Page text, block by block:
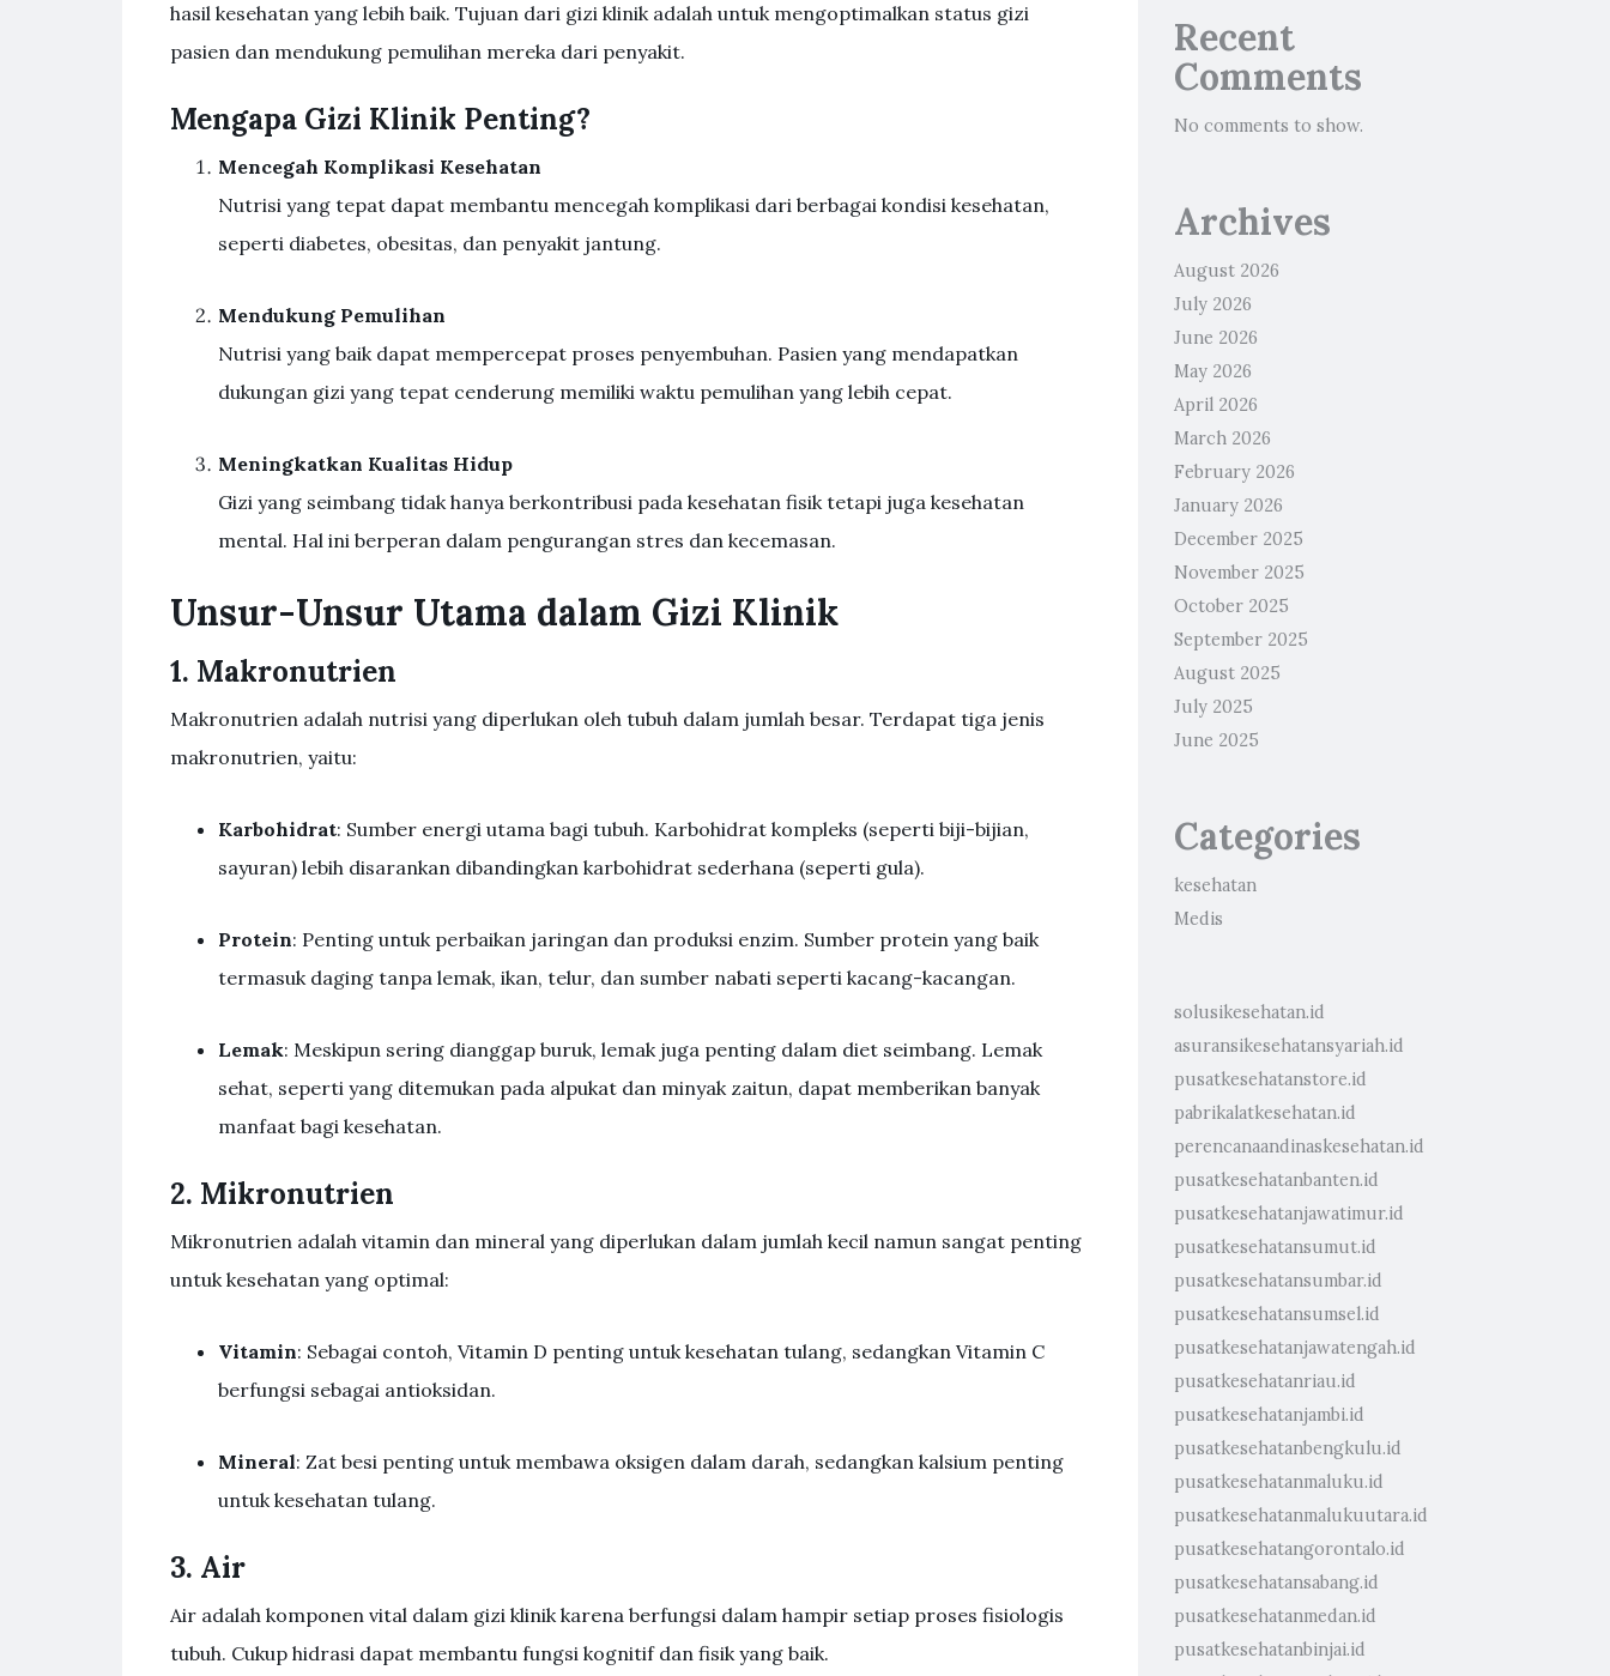
hasil kesehatan yang lebih baik. Tujuan dari gizi klinik adalah untuk mengoptimalkan status gizi
pasien dan mendukung pemulihan mereka dari penyakit.
Mengapa Gizi Klinik Penting?
Mencegah Komplikasi Kesehatan
Nutrisi yang tepat dapat membantu mencegah komplikasi dari berbagai kondisi kesehatan,
seperti diabetes, obesitas, dan penyakit jantung.
Mendukung Pemulihan
Nutrisi yang baik dapat mempercepat proses penyembuhan. Pasien yang mendapatkan
dukungan gizi yang tepat cenderung memiliki waktu pemulihan yang lebih cepat.
Meningkatkan Kualitas Hidup
Gizi yang seimbang tidak hanya berkontribusi pada kesehatan fisik tetapi juga kesehatan
mental. Hal ini berperan dalam pengurangan stres dan kecemasan.
Unsur-Unsur Utama dalam Gizi Klinik
1. Makronutrien
Makronutrien adalah nutrisi yang diperlukan oleh tubuh dalam jumlah besar. Terdapat tiga jenis
makronutrien, yaitu:
Karbohidrat: Sumber energi utama bagi tubuh. Karbohidrat kompleks (seperti biji-bijian,
sayuran) lebih disarankan dibandingkan karbohidrat sederhana (seperti gula).
Protein: Penting untuk perbaikan jaringan dan produksi enzim. Sumber protein yang baik
termasuk daging tanpa lemak, ikan, telur, dan sumber nabati seperti kacang-kacangan.
Lemak: Meskipun sering dianggap buruk, lemak juga penting dalam diet seimbang. Lemak
sehat, seperti yang ditemukan pada alpukat dan minyak zaitun, dapat memberikan banyak
manfaat bagi kesehatan.
2. Mikronutrien
Mikronutrien adalah vitamin dan mineral yang diperlukan dalam jumlah kecil namun sangat penting
untuk kesehatan yang optimal:
Vitamin: Sebagai contoh, Vitamin D penting untuk kesehatan tulang, sedangkan Vitamin C
berfungsi sebagai antioksidan.
Mineral: Zat besi penting untuk membawa oksigen dalam darah, sedangkan kalsium penting
untuk kesehatan tulang.
3. Air
Air adalah komponen vital dalam gizi klinik karena berfungsi dalam hampir setiap proses fisiologis
tubuh. Cukup hidrasi dapat membantu fungsi kognitif dan fisik yang baik.
Recent
Comments
No comments to show.
Archives
August 2026
July 2026
June 2026
May 2026
April 2026
March 2026
February 2026
January 2026
December 2025
November 2025
October 2025
September 2025
August 2025
July 2025
June 2025
Categories
kesehatan
Medis
solusikesehatan.id
asuransikesehatansyariah.id
pusatkesehatanstore.id
pabrikalatkesehatan.id
perencanaandinaskesehatan.id
pusatkesehatanbanten.id
pusatkesehatanjawatimur.id
pusatkesehatansumut.id
pusatkesehatansumbar.id
pusatkesehatansumsel.id
pusatkesehatanjawatengah.id
pusatkesehatanriau.id
pusatkesehatanjambi.id
pusatkesehatanbengkulu.id
pusatkesehatanmaluku.id
pusatkesehatanmalukuutara.id
pusatkesehatangorontalo.id
pusatkesehatansabang.id
pusatkesehatanmedan.id
pusatkesehatanbinjai.id